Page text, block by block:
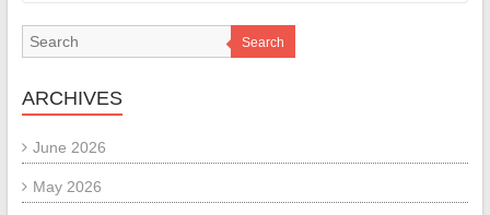
Search
ARCHIVES
June 2026
May 2026